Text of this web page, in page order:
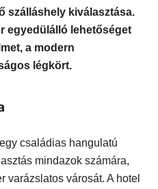
szálláshely kiválasztása.
egyedülálló lehetőséget
a modern
légkört.
családias hangulatú
mindazok számára,
varázslatos városát. A hotel